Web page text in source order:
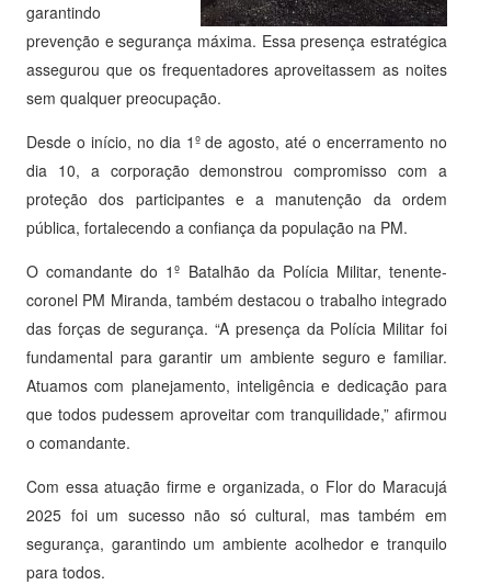
garantindo
prevenção e segurança máxima. Essa presença estratégica
assegurou que os frequentadores aproveitassem as noites
sem qualquer preocupação.
Desde o início, no dia 1º de agosto, até o encerramento no
dia 10, a corporação demonstrou compromisso com a
proteção dos participantes e a manutenção da ordem
pública, fortalecendo a confiança da população na PM.
O comandante do 1º Batalhão da Polícia Militar, tenente-
coronel PM Miranda, também destacou o trabalho integrado
das forças de segurança. “A presença da Polícia Militar foi
fundamental para garantir um ambiente seguro e familiar.
Atuamos com planejamento, inteligência e dedicação para
que todos pudessem aproveitar com tranquilidade,” afirmou
o comandante.
Com essa atuação firme e organizada, o Flor do Maracujá
2025 foi um sucesso não só cultural, mas também em
segurança, garantindo um ambiente acolhedor e tranquilo
para todos.